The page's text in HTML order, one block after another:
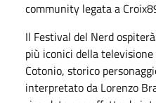
community legata a
Il Festival del Nerd
più iconici della
Cotonio, storico
interpretato da Lorenzo